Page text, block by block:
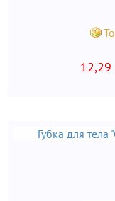
12,29
Губка для